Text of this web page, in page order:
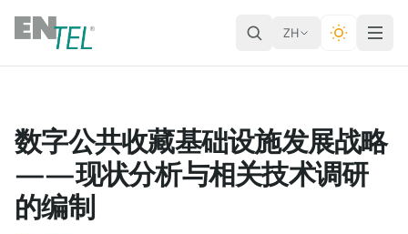
ZH
数字公共收藏基础设施发展战略
——现状分析与相关技术调研
的编制